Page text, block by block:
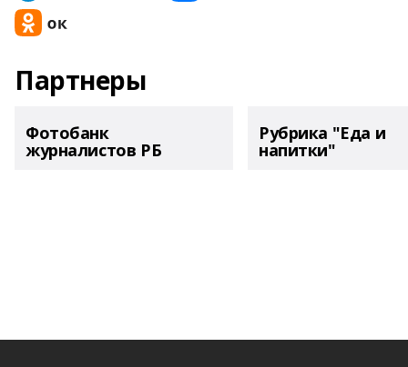
Партнеры
Фотобанк
журналистов РБ
Рубрика "Еда и
напитки"